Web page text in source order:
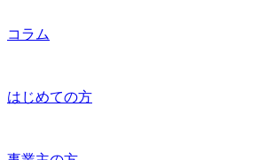
コラム
はじめての方